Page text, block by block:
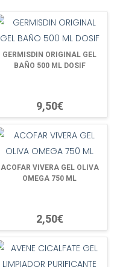
GERMISDIN ORIGINAL GEL
BAÑO 500 ML DOSIF
9,50€
ACOFAR VIVERA GEL OLIVA
OMEGA 750 ML
2,50€